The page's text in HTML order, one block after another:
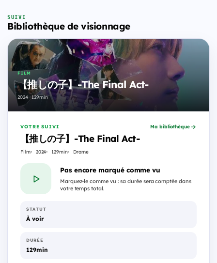
SUIVI
Bibliothèque de visionnage
FILM
【推しの子】-The Final Act-
2024 · 129min
VOTRE SUIVI
【推しの子】-The Final Act-
Film 2024 129min Drame
Ma bibliothèque
Pas encore marqué comme vu
Marquez-le comme vu : sa durée sera comptée dans
votre temps total.
STATUT
À voir
DURÉE
129min